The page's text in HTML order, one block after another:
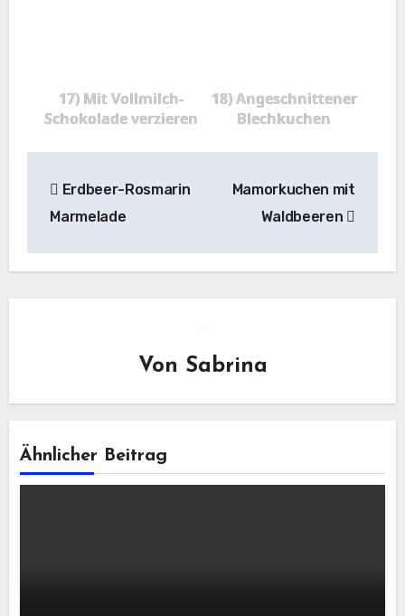
17) Mit Vollmilch-
Schokolade verzieren
18) Angeschnittener
Blechkuchen
Erdbeer-Rosmarin
Marmelade
Mamorkuchen mit
Waldbeeren
Von Sabrina
Ähnlicher Beitrag